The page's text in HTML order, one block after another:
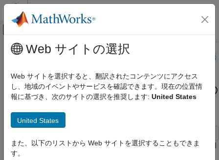
コンテンツへスキップ
オフキャンバス ナビゲーション メ
ドキュメンテーションのホーム
Global Optimization Toolbox
サロゲート最適化
surrogateoptを使った多次元関数の最適化、
問題ベース
項目一覧
解決策の改善の試み
メインコンテンツ
このページは機械翻訳を使用して翻訳されました。最新版の英語
surrogateoptを使った多次元関数の
最適化、問題ベース
この例では、問題ベースのアプローチでサロゲート最適化を使用
して多次元関数を最小化する方法を示します。最小化する関数
Web サイトの選択
Web サイトを選択すると、翻訳されたコンテンツにアクセス
し、地域のイベントやサービスを確認できます。現在の位置情
報に基づき、次のサイトの選択を推奨します: United States
United States
また、以下のリストから Web サイトを選択することもできま
す。